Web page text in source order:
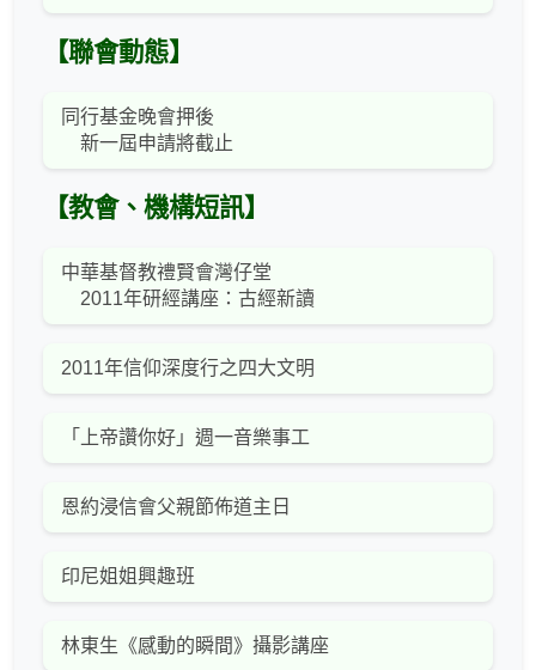
【聯會動態】
同行基金晚會押後
新一屆申請將截止
【教會、機構短訊】
中華基督教禮賢會灣仔堂
2011年研經講座：古經新讀
2011年信仰深度行之四大文明
「上帝讚你好」週一音樂事工
恩約浸信會父親節佈道主日
印尼姐姐興趣班
林東生《感動的瞬間》攝影講座